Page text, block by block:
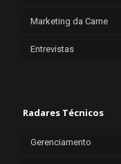
Marketing da Carne
Entrevistas
Radares Técnicos
Gerenciamento